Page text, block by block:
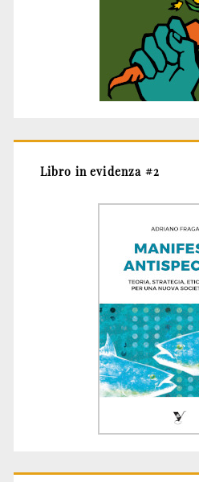
Libro in evidenza #2